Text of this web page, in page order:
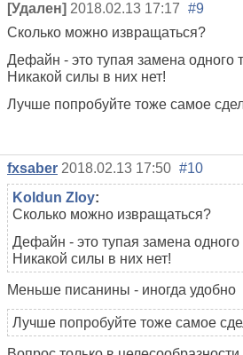
[Удален] 2018.02.13 17:17 #9
Сколько можно извращаться?
Дефайн - это тупая замена одного
Никакой силы в них нет!
Лучше попробуйте тоже самое
fxsaber 2018.02.13 17:50 #10
Koldun Zloy:
Сколько можно извращаться?
Дефайн - это тупая замена одного
Никакой силы в них нет!
Меньше писанины - иногда удобно
Лучше попробуйте тоже самое